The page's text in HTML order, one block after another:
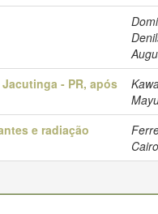
- PR, após
e radiação
Cairo